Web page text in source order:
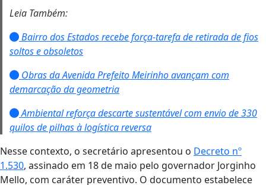
Leia Também:
Bairro dos Estados recebe força-tarefa de retirada de fios
soltos e obsoletos
Obras da Avenida Prefeito Meirinho avançam com
demarcação da geometria
Ambiental reforça descarte sustentável com envio de 330
quilos de pilhas à logística reversa
Nesse contexto, o secretário apresentou o Decreto nº
1.530, assinado em 18 de maio pelo governador Jorginho
Mello, com caráter preventivo. O documento estabelece